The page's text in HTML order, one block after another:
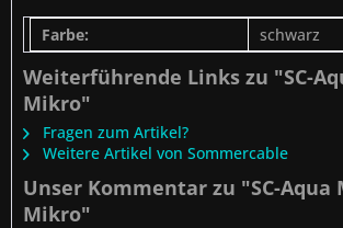
Farbe: schwarz
Weiterführende Links zu "SC-
Mikro"
Fragen zum Artikel?
Weitere Artikel von Sommercable
Unser Kommentar zu "SC-Aqua
Mikro"